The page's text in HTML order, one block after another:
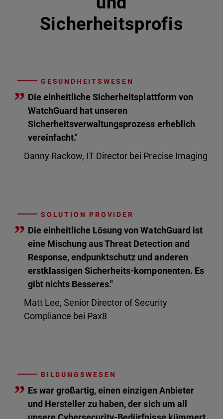
Sicherheitsprofis
GESUNDHEITSWESEN
” Die einheitliche Sicherheitsplattform von
WatchGuard hat unseren
Sicherheitsverwaltungsprozess erheblich
vereinfacht."
Danny Rackow, IT Director bei Precise Imaging
SOLUTION PROVIDER
” Die einheitliche Lösung von WatchGuard ist
eine Mischung aus Threat Detection and
Response, endpunktschutz und anderen
erstklassigen Sicherheits-komponenten. Es
gibt nichts Besseres."
Matt Lee, Senior Director of Security
Compliance bei Pax8
BILDUNGSWESEN
” Es war großartig, einen einzigen Anbieter
und Hersteller zu haben, der sich um all